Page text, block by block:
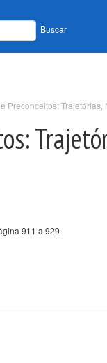
Buscar
Preconceitos:
911 a 929